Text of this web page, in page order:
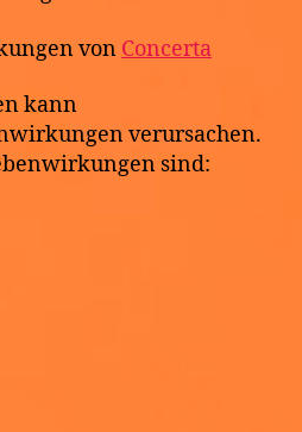
von Concerta
kann
verursachen.
sind: